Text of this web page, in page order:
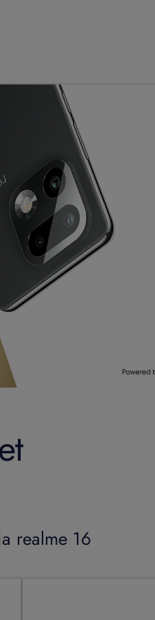
realme 16